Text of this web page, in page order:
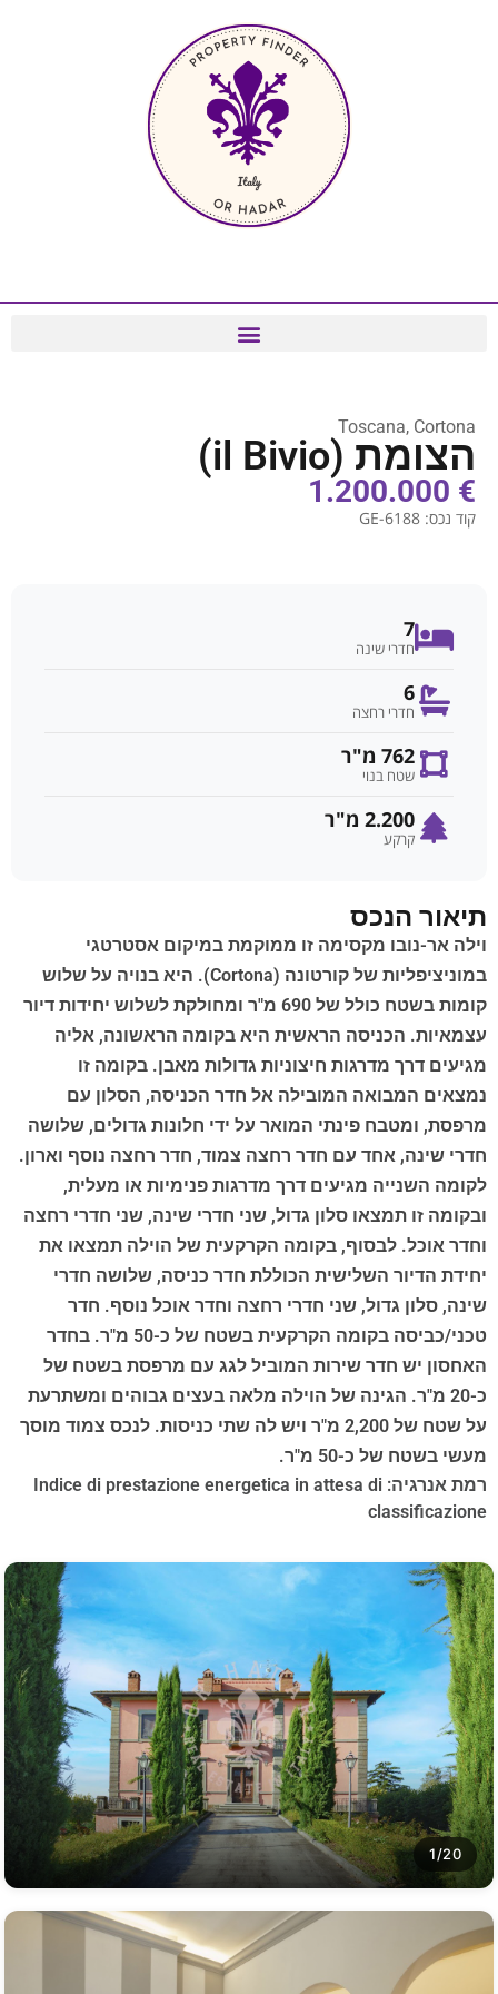
Toscana, Cortona
הצומת (il Bivio)
€ 1.200.000
קוד נכס: GE-6188
7
חדרי שינה
6
חדרי רחצה
762 מ"ר
שטח בנוי
2.200 מ"ר
קרקע
תיאור הנכס
וילה אר-נובו מקסימה זו ממוקמת במיקום אסטרטגי
במוניציפליות של קורטונה (Cortona). היא בנויה על שלוש
קומות בשטח כולל של 690 מ"ר ומחולקת לשלוש יחידות דיור
עצמאיות. הכניסה הראשית היא בקומה הראשונה, אליה
מגיעים דרך מדרגות חיצוניות גדולות מאבן. בקומה זו
נמצאים המבואה המובילה אל חדר הכניסה, הסלון עם
מרפסת, ומטבח פינתי המואר על ידי חלונות גדולים, שלושה
חדרי שינה, אחד עם חדר רחצה צמוד, חדר רחצה נוסף וארון.
לקומה השנייה מגיעים דרך מדרגות פנימיות או מעלית,
ובקומה זו תמצאו סלון גדול, שני חדרי שינה, שני חדרי רחצה
וחדר אוכל. לבסוף, בקומה הקרקעית של הוילה תמצאו את
יחידת הדיור השלישית הכוללת חדר כניסה, שלושה חדרי
שינה, סלון גדול, שני חדרי רחצה וחדר אוכל נוסף. חדר
טכני/כביסה בקומה הקרקעית בשטח של כ-50 מ"ר. בחדר
האחסון יש חדר שירות המוביל לגג עם מרפסת בשטח של
כ-20 מ"ר. הגינה של הוילה מלאה בעצים גבוהים ומשתרעת
על שטח של 2,200 מ"ר ויש לה שתי כניסות. לנכס צמוד מוסך
מעשי בשטח של כ-50 מ"ר.
רמת אנרגיה: Indice di prestazione energetica in attesa di
classificazione
1/20